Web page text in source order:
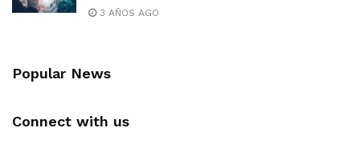
3 AÑOS AGO
Popular News
Connect with us